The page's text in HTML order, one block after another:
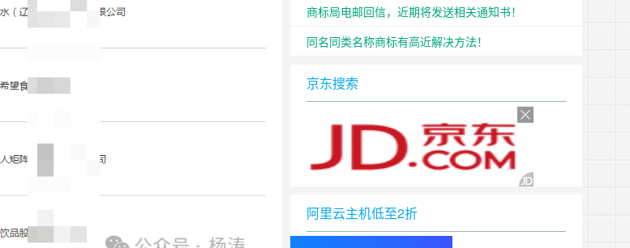
商标局电邮回信，近期将发送相关通知书！
同名同类名称商标有高近解决方法！
京东搜索
阿里云主机低至2折